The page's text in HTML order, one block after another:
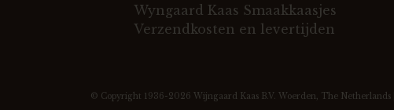
Wyngaard Kaas Smaakkaasjes
Verzendkosten en levertijden
© Copyright 1936-2026 Wijngaard Kaas B.V. Woerden, The Netherlands |